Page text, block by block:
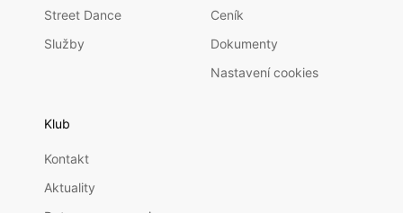
Street Dance
Služby
Ceník
Dokumenty
Nastavení cookies
Klub
Kontakt
Aktuality